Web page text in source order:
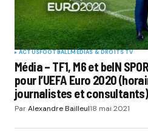
ACTUSFOOTBALLMÉDIAS & DROITS TV
Média – TF1, M6 et beIN
pour l’UEFA Euro 2020
journalistes et
ParAlexandre Bailleul18 mai 2021